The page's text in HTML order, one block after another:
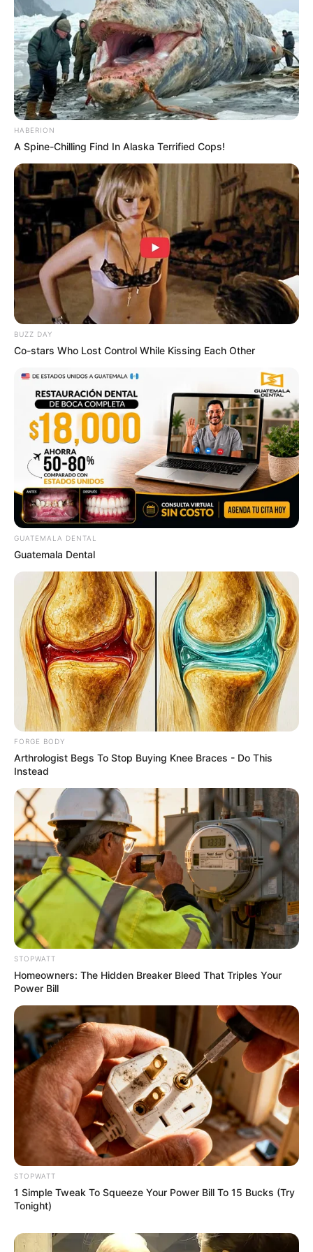
10 Tallest Women You Won't Believe Exist
BRAINBERRIES
Tallest Women On Earth — Their Height Is Jaw-
Dropping
BRAINBERRIES
Top 9 Most Controversial 'Late Show' Moments
When Fame Meets Fragility: 6 Celebrity Stories You
Won't Forget
BRAINBERRIES
Tarantino Wants To End His Career With This Movie?
BRAINBERRIES
The Way You Sit Could Expose Your True Personality
BRAINBERRIES
Disney’s Live-Action Simba Was Based On The
Cutest Lion Cub Ever
BRAINBERRIES
Remember Them? These '90s Couples Defined An
Era—See The Complete List
BRAINBERRIES
HABERION
A Spine-Chilling Find In Alaska Terrified Cops!
BUZZ DAY
Co-stars Who Lost Control While Kissing Each Other
GUATEMALA DENTAL
Guatemala Dental
FORGE BODY
Arthrologist Begs To Stop Buying Knee Braces - Do This
Instead
STOPWATT
Homeowners: The Hidden Breaker Bleed That Triples Your
Power Bill
STOPWATT
1 Simple Tweak To Squeeze Your Power Bill To 15 Bucks (Try
Tonight)